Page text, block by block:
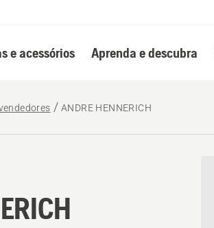
e acessórios Aprenda e descubra
ANDRE HENNERICH